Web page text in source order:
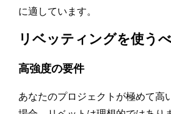
に適しています。
リベッティングを使う
高強度の要件
あなたのプロジェクトが極めて高